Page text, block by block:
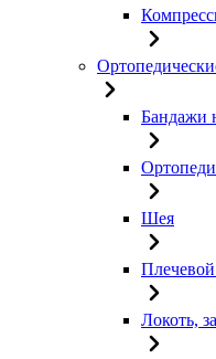
Бандажи
Шея
Плечевой
Локоть,